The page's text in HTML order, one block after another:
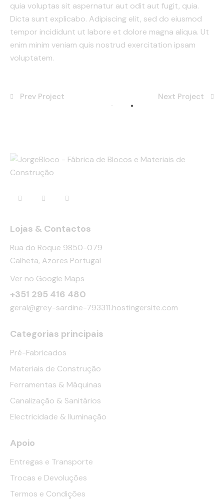
quia voluptas sit aspernatur aut odit aut fugit, quia.
Dicta sunt explicabo. Adipiscing elit, sed do eiusmod
tempor incididunt ut labore et dolore magna aliqua. Ut
enim minim veniam quis nostrud exercitation ipsam
voluptatem.
Prev Project Next Project
Lojas & Contactos
Rua do Roque 9850-079
Calheta, Azores Portugal
Ver no Google Maps
+351 295 416 480
geral@grey-sardine-793311.hostingersite.com
Categorias principais
Pré-Fabricados
Materiais de Construção
Ferramentas & Máquinas
Canalização & Sanitários
Electricidade & Iluminação
Apoio
Entregas e Transporte
Trocas e Devoluções
Termos e Condições